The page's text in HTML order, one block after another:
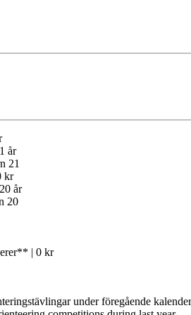
år
21
kr
år
20
| 0 kr
under föregående